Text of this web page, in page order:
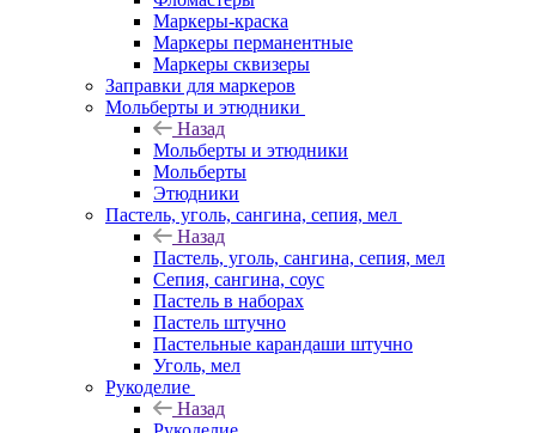
Маркеры-краска
Маркеры перманентные
Маркеры сквизеры
Заправки для маркеров
Мольберты и этюдники
Назад
Мольберты и этюдники
Мольберты
Этюдники
Пастель, уголь, сангина, сепия, мел
Назад
Пастель, уголь, сангина, сепия, мел
Сепия, сангина, соус
Пастель в наборах
Пастель штучно
Пастельные карандаши штучно
Уголь, мел
Рукоделие
Назад